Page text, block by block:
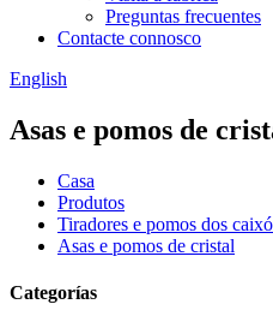
Preguntas frecuentes
Contacte connosco
English
Asas e pomos de
Casa
Produtos
Tiradores e pomos dos
Asas e pomos de cristal
Categorías